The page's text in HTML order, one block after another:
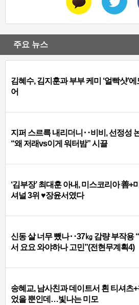
주요 뉴스
김혜수, 김지훈과 부부 케미 ‘얼빡샷’
어
지퍼 스르륵 내리더니‥비비, 선정성
“왜 저래vs이게 워터밤” 시끌
‘김부장’ 최대훈 아내, 미스코리아 善+
셔널 3위 ♥장윤서였다
신동 살 너무 뺐나‥37㎏ 감량 부작용
서 요요 와야하나 고민”(전현무계획4)
송혜교, 남사친과 데이트서 흰 티셔츠
었을 뿐인데…빛나는 미모